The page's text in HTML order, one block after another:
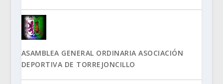
ASAMBLEA GENERAL ORDINARIA ASOCIACIÓN
DEPORTIVA DE TORREJONCILLO